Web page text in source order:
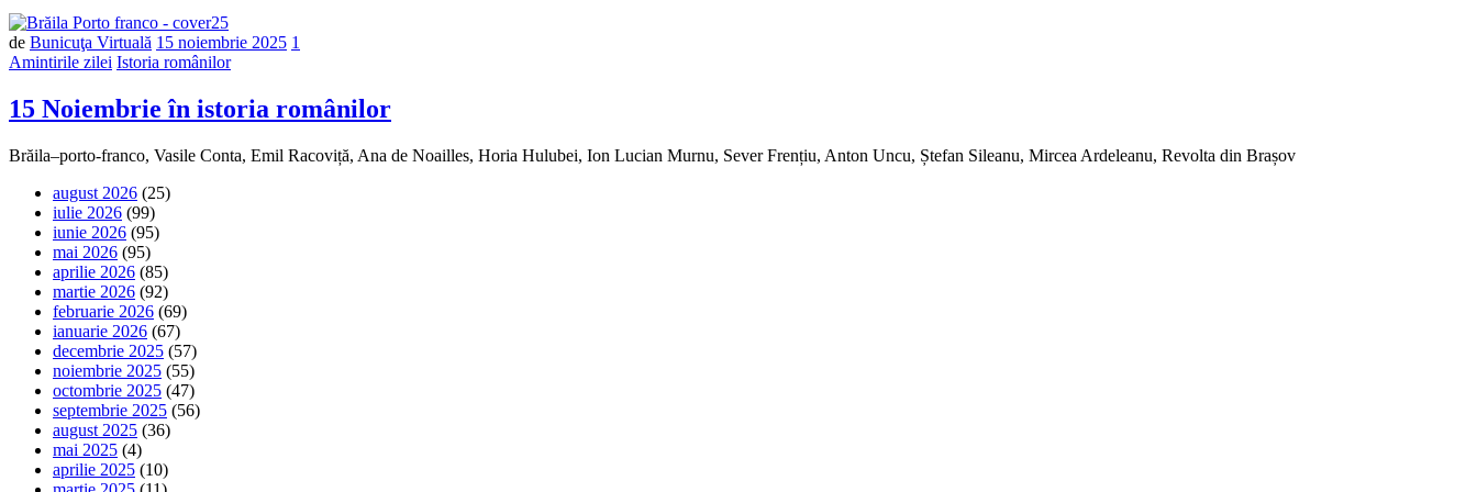
de Bunicuţa Virtuală 15 noiembrie 2025 1
Amintirile zilei Istoria românilor
15 Noiembrie în istoria românilor
Brăila–porto-franco, Vasile Conta, Emil Racoviță, Ana de Noailles, Horia Hulubei, Ion Lucian Murnu, Sever Frențiu, Anton Uncu, Ștefan Sileanu, Mircea Ardeleanu, Revolta din Brașov
august 2026 (25)
iulie 2026 (99)
iunie 2026 (95)
mai 2026 (95)
aprilie 2026 (85)
martie 2026 (92)
februarie 2026 (69)
ianuarie 2026 (67)
decembrie 2025 (57)
noiembrie 2025 (55)
octombrie 2025 (47)
septembrie 2025 (56)
august 2025 (36)
mai 2025 (4)
aprilie 2025 (10)